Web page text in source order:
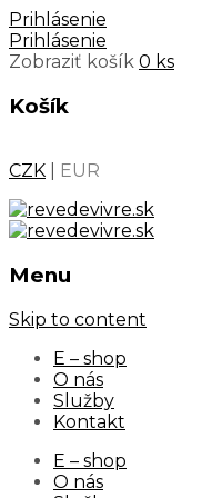
Prihlásenie
Prihlásenie
Zobraziť košík 0 ks
Košík
CZK EUR
Menu
Skip to content
E – shop
O nás
Služby
Kontakt
E – shop
O nás